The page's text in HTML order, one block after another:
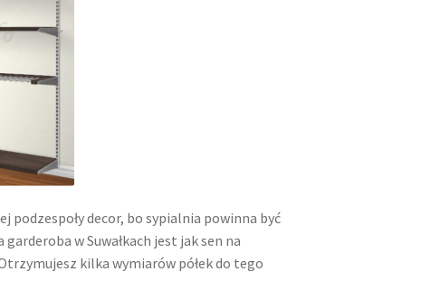
podzespoły decor, bo sypialnia powinna być
w Suwałkach jest jak sen na
kilka wymiarów półek do tego